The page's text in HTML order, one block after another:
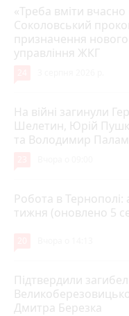
«Треба вміти вчасно
Соколовський
призначення
управління ЖКГ
На війні загинули
Шелетин, Юрій
та Володимир
Робота в Тернополі:
тижня (оновлено 5
Підтвердили
Дмитра Березка